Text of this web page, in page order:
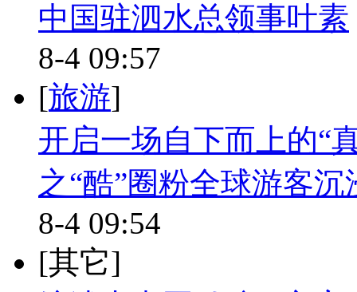
中国驻泗水总领事叶素
8-4 09:57
[旅游]
开启一场自下而上的“
之“酷”圈粉全球游客沉
8-4 09:54
[其它]